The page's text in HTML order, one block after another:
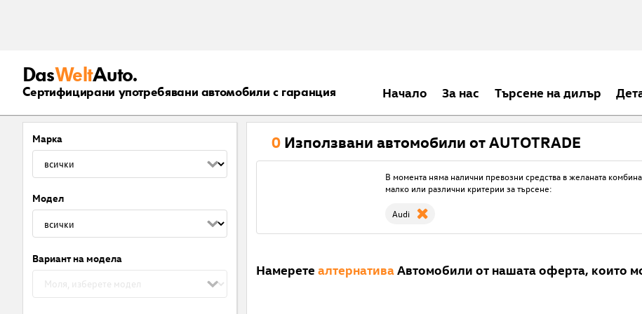
DasWeltAuto.
Сертифицирани употребявани автомобили с гаранция Началo За нас Търсене на дилър
Марка
Модел
Вариант на модела
0 Използвани автомобили от AUTOTRADE
В момента няма налични превозни средства в желаната
малко или различни критерии за търсене:
Audi
Намерете алтернатива Автомобили от нашата оферта, които